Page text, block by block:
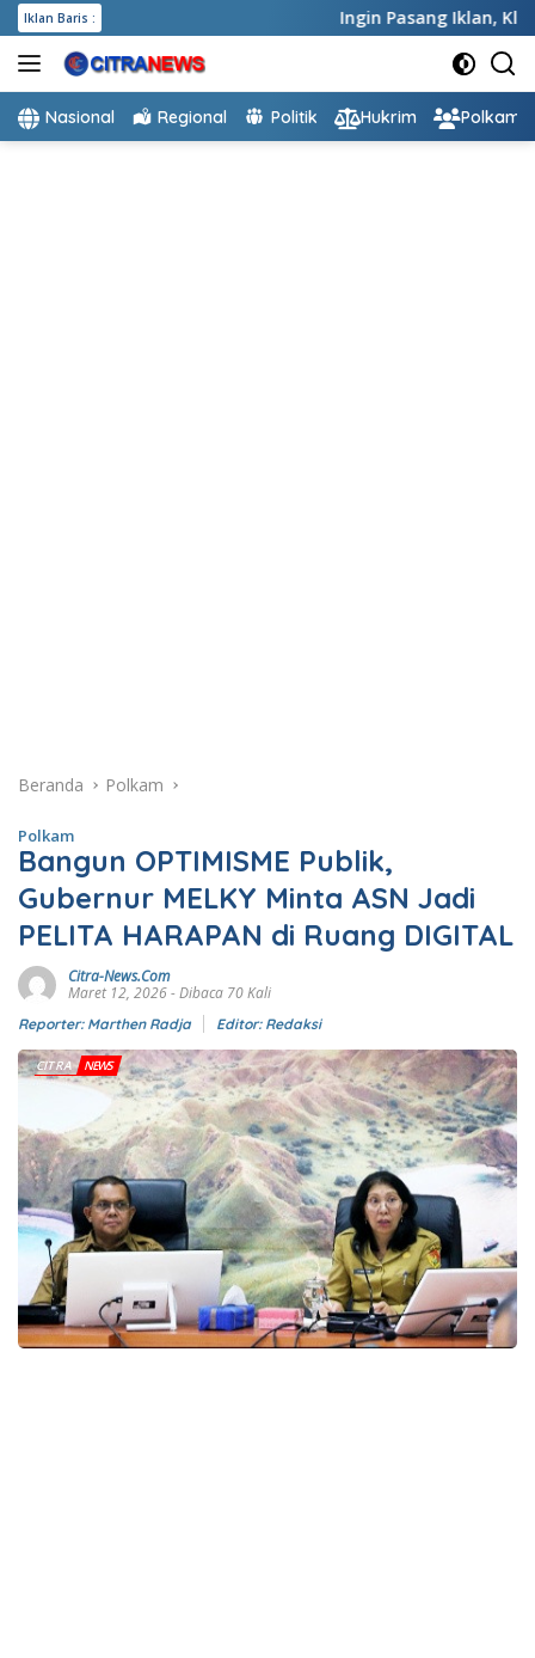
Langsung
ke
konten
Iklan Baris : Ingin Pasang Iklan,Klik
Nasional Regional Politik Hukrim Polkam
Beranda Polkam
Polkam
Bangun OPTIMISME Publik,
Gubernur MELKY Minta ASN Jadi
PELITA HARAPAN di Ruang DIGITAL
Citra-News.Com
Maret 12, 2026- Dibaca 70 Kali
Reporter: Marthen Radja Editor: Redaksi
CITRA NEWS